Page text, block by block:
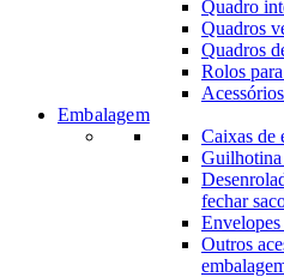
Quadro
Quadros
Quadros
Rolos
Embalagem
Caixas de
Guilhotina
fechar
Outros